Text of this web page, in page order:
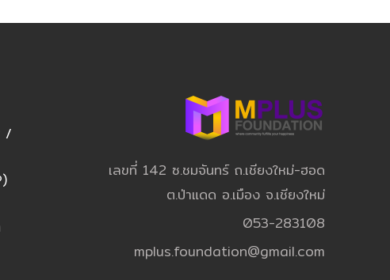
/
เลขที่ 142 ซ.ชมจันทร์ ถ.เชียงใหม่-ฮอด
ต.ป่าแดด อ.เมือง จ.เชียงใหม่
053-283108
mplus.foundation@gmail.com